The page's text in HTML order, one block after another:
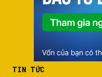
TIN TỨC